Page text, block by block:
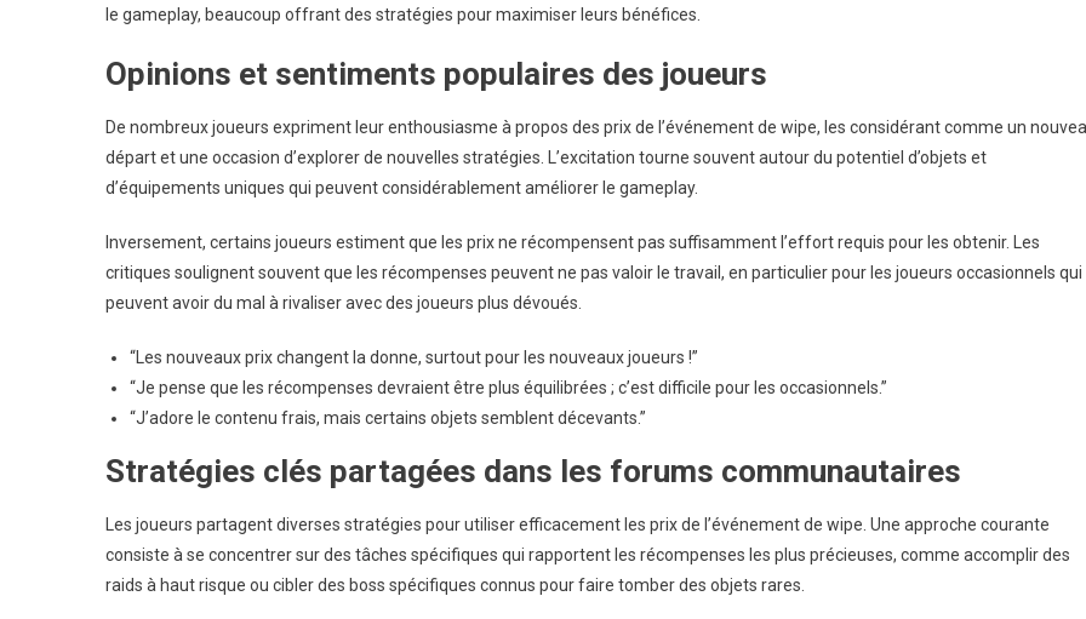
le gameplay, beaucoup offrant des stratégies pour maximiser leurs bénéfices.
Opinions et sentiments populaires des joueurs
De nombreux joueurs expriment leur enthousiasme à propos des prix de l’événement de wipe, les considérant comme un
départ et une occasion d’explorer de nouvelles stratégies. L’excitation tourne souvent autour du potentiel d’objets et
d’équipements uniques qui peuvent considérablement améliorer le gameplay.
Inversement, certains joueurs estiment que les prix ne récompensent pas suffisamment l’effort requis pour les obtenir. Les
critiques soulignent souvent que les récompenses peuvent ne pas valoir le travail, en particulier pour les joueurs occasionnels qui
peuvent avoir du mal à rivaliser avec des joueurs plus dévoués.
“Les nouveaux prix changent la donne, surtout pour les nouveaux joueurs !”
“Je pense que les récompenses devraient être plus équilibrées ; c’est difficile pour les occasionnels.”
“J’adore le contenu frais, mais certains objets semblent décevants.”
Stratégies clés partagées dans les forums communautaires
Les joueurs partagent diverses stratégies pour utiliser efficacement les prix de l’événement de wipe. Une approche courante
consiste à se concentrer sur des tâches spécifiques qui rapportent les récompenses les plus précieuses, comme accomplir des
raids à haut risque ou cibler des boss spécifiques connus pour faire tomber des objets rares.